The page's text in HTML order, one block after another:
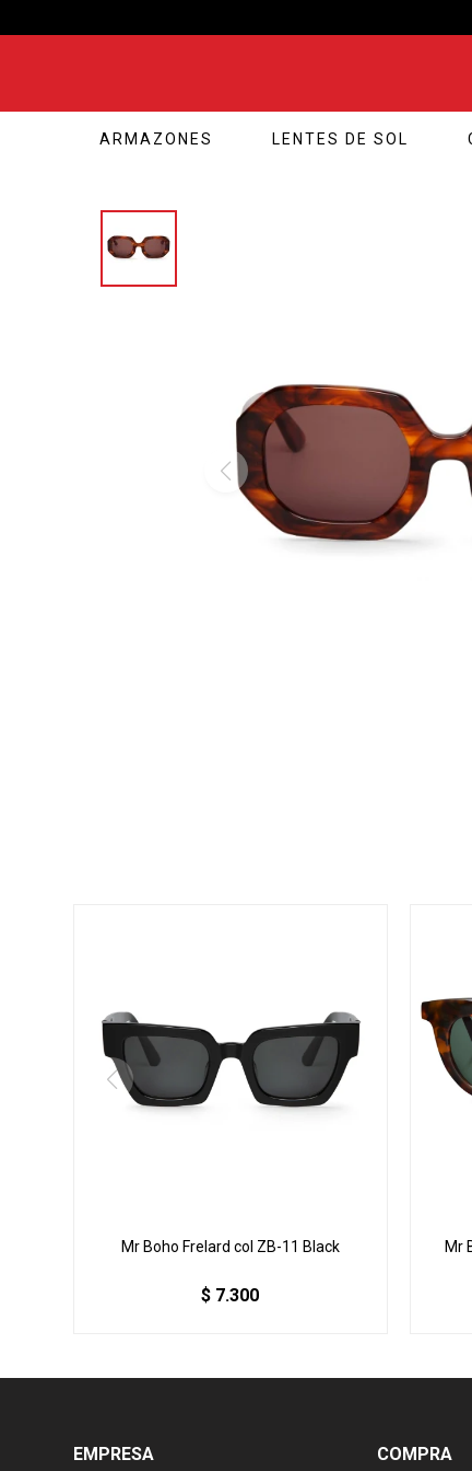
ARMAZONES LENTES DE SOL
Mr Boho Frelard col ZB-11 Black
$ 7.300
Mr
EMPRESA COMPRA